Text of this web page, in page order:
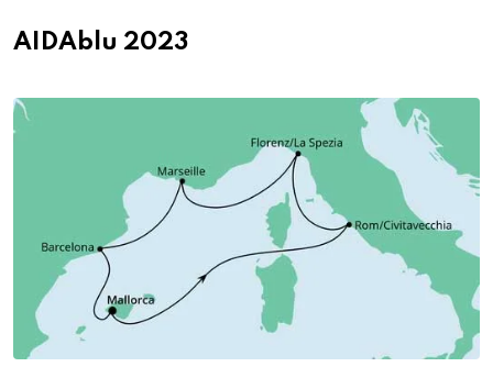
AIDAblu 2023